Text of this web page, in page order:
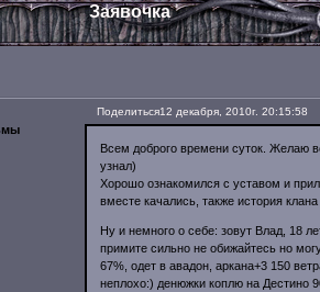
Заявочка
Поделиться12 декабря, 2010г. 20:15:58
Всем доброго времени суток. Желаю
узнал)
Хорошо ознакомился с уставом и
вместе качались, также история
Ну и немного о себе: зовут Влад, 18
примите сильно не обижайтесь но
67%, одет в авадон, аркана+3 150
неплохо:) денюжки коплю на Дестино